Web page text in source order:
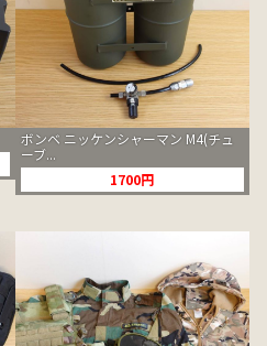
ボンベ ニッケンシャーマン M4(チュ
ーブ...
1700円